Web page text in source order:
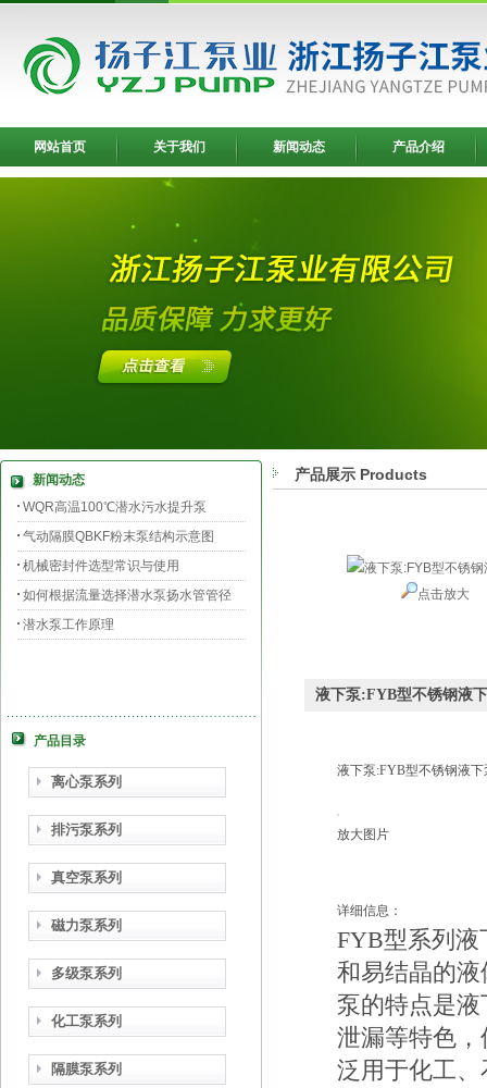
网站首页 关于我们 新闻动态 产品介绍
新闻动态
WQR高温100℃潜水污水提升泵
气动隔膜QBKF粉末泵结构示意图
机械密封件选型常识与使用
如何根据流量选择潜水泵扬水管管径
潜水泵工作原理
产品目录
离心泵系列
排污泵系列
真空泵系列
磁力泵系列
多级泵系列
化工泵系列
隔膜泵系列
产品展示 Products
点击放大
液下泵:FYB型不锈钢液
液下泵:FYB型不锈钢液下
放大图片
详细信息：
FYB型系列
和易结晶的液
泵的特点是
泄漏等特色
泛用于化工